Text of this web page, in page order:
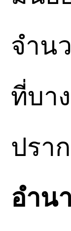
จำน
ที่บา
ปรา
อำน